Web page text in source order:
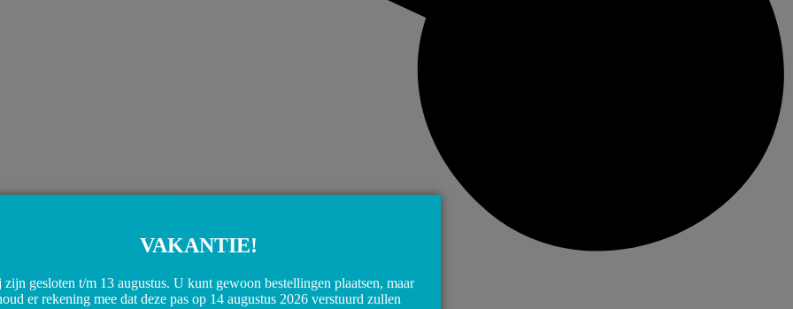
VAKANTIE!
zijn gesloten t/m 13 augustus. U kunt gewoon bestellingen plaatsen, maar
er rekening mee dat deze pas op 14 augustus 2026 verstuurd zullen